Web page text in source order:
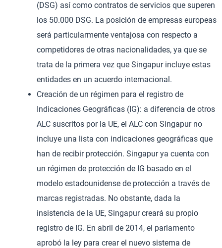
(DSG) así como contratos de servicios que superen
los 50.000 DSG. La posición de empresas europeas
será particularmente ventajosa con respecto a
competidores de otras nacionalidades, ya que se
trata de la primera vez que Singapur incluye estas
entidades en un acuerdo internacional.
Creación de un régimen para el registro de
Indicaciones Geográficas (IG): a diferencia de otros
ALC suscritos por la UE, el ALC con Singapur no
incluye una lista con indicaciones geográficas que
han de recibir protección. Singapur ya cuenta con
un régimen de protección de IG basado en el
modelo estadounidense de protección a través de
marcas registradas. No obstante, dada la
insistencia de la UE, Singapur creará su propio
registro de IG. En abril de 2014, el parlamento
aprobó la ley para crear el nuevo sistema de